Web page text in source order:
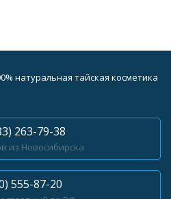
натуральная тайская косметика
263-79-38
из Новосибирска
555-87-20